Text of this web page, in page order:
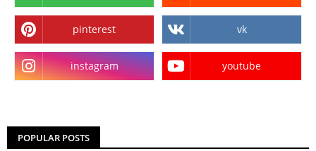
pinterest vk
instagram youtube
POPULAR POSTS